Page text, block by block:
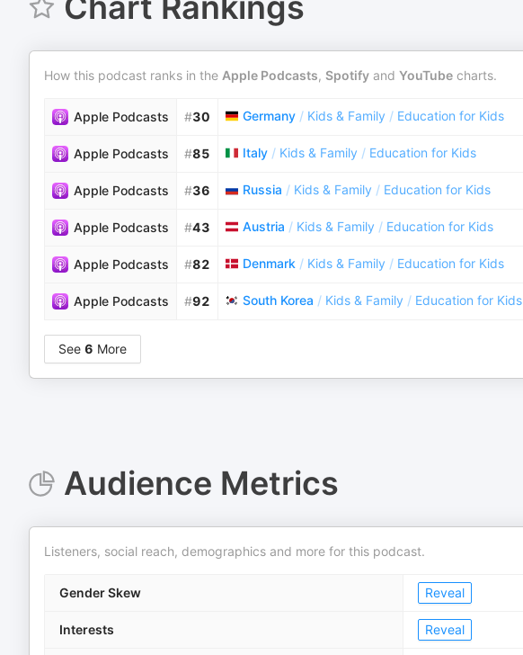
How this podcast ranks in the Apple Podcasts, Spotify and YouTube charts.
Apple Podcasts #30 Germany / Kids & Family / Education for Kids
Apple Podcasts #85 Italy / Kids & Family / Education for Kids
Apple Podcasts #36 Russia / Kids & Family / Education for Kids
Apple Podcasts #43 Austria / Kids & Family / Education for Kids
Apple Podcasts #82 Denmark / Kids & Family / Education for Kids
Apple Podcasts #92 South Korea / Kids & Family / Education for Kids
See 6 More
Audience Metrics
Listeners, social reach, demographics and more for this podcast.
Gender Skew Reveal
Interests Reveal